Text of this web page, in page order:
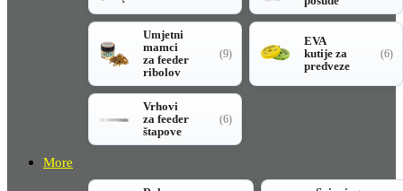
Umjetni
mamci
za feeder
ribolov
(9)
EVA
kutije za
predveze
(6)
Vrhovi
za feeder
štapove
(6)
More